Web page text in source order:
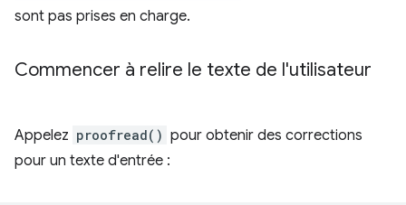
sont pas prises en charge.
Commencer à relire le texte de l'utilisateur
Appelez proofread() pour obtenir des corrections
pour un texte d'entrée :